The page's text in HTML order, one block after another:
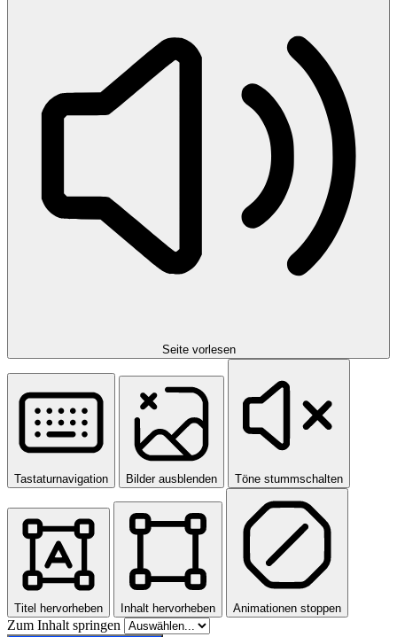
Seite vorlesen
Tastaturnavigation Bilder ausblenden Töne stummschalten
Titel hervorheben Inhalt hervorheben Animationen stoppen
Zum Inhalt springen